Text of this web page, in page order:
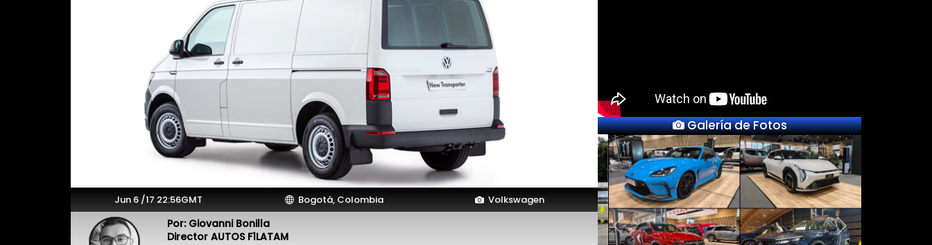
Jun 6 /17 22:56GMT Bogotá, Colombia Volkswagen
Por: Giovanni Bonilla
Director AUTOS F1LATAM
Galería de Fotos
Previous Next